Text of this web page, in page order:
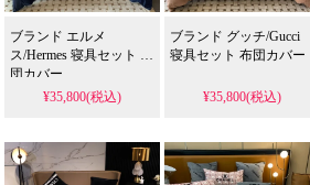
品質なもの。
便利なショッピング体験：注
貫したサービス。
KMUZAKAで高品質なライフ
ください！
ブランド エルメ
ス/Hermes 寝具セット 布
団カバー
¥35,800(税込)
ブランド グッチ/Gucci
寝具セット 布団カバー
¥35,800(税込)